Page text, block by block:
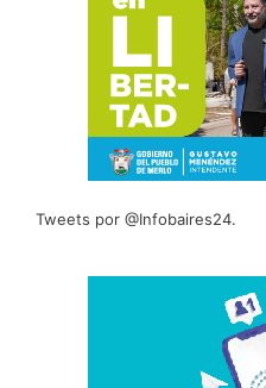
Tweets por @Infobaires24.